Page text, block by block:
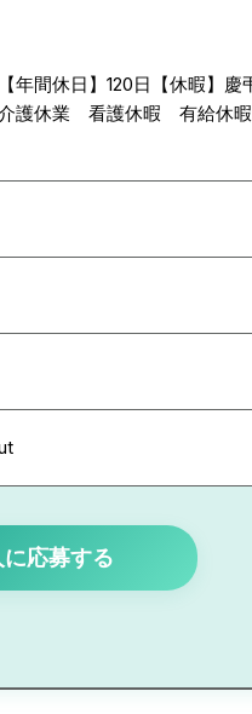
年間休日】120日【休暇】
休業 看護休暇 有給休暇
応募する